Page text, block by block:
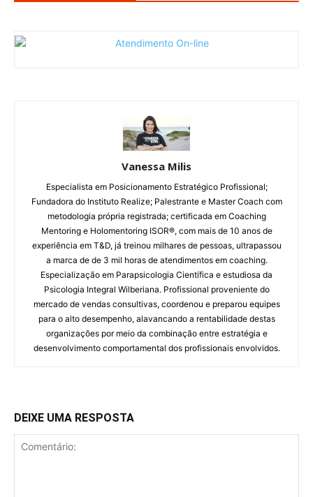
Vanessa Milis
Especialista em Posicionamento Estratégico Profissional;
Fundadora do Instituto Realize; Palestrante e Master Coach com
metodologia própria registrada; certificada em Coaching
Mentoring e Holomentoring ISOR®, com mais de 10 anos de
experiência em T&D, já treinou milhares de pessoas, ultrapassou
a marca de de 3 mil horas de atendimentos em coaching.
Especialização em Parapsicologia Científica e estudiosa da
Psicologia Integral Wilberiana. Profissional proveniente do
mercado de vendas consultivas, coordenou e preparou equipes
para o alto desempenho, alavancando a rentabilidade destas
organizações por meio da combinação entre estratégia e
desenvolvimento comportamental dos profissionais envolvidos.
DEIXE UMA RESPOSTA